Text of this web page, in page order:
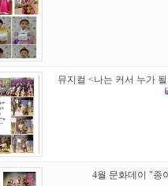
뮤지컬 <나는 커서 누가
4월 문화데이 "종